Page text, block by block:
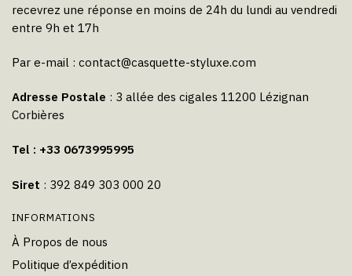
recevrez une réponse en moins de 24h du lundi au vendredi
entre 9h et 17h
Par e-mail : contact@casquette-styluxe.com
Adresse Postale : 3 allée des cigales 11200 Lézignan
Corbières
Tel : +33 0673995995
Siret : 392 849 303 000 20
INFORMATIONS
À Propos de nous
Politique d’expédition